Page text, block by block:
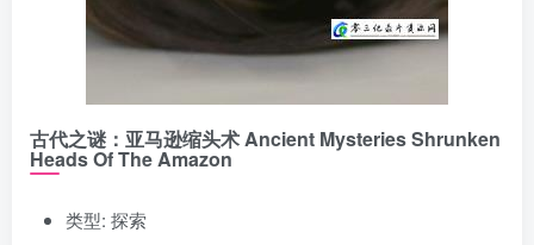
古代之谜：亚马逊缩头术 Ancient Mysteries Shrunken
Heads Of The Amazon
类型: 探索